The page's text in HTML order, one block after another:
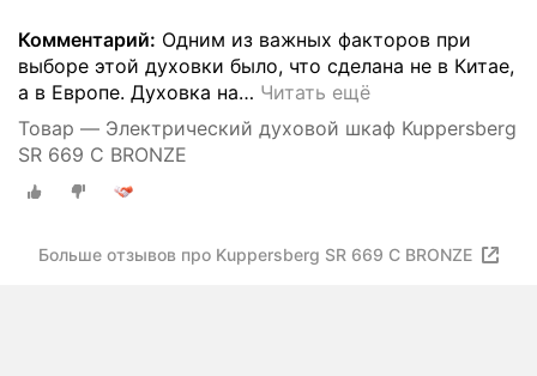
Комментарий: Одним из важных факторов при
выборе этой духовки было, что сделана не в Китае,
а в Европе. Духовка на… Читать ещё
Товар — Электрический духовой шкаф Kuppersberg
SR 669 C BRONZE
Больше отзывов про Kuppersberg SR 669 C BRONZE